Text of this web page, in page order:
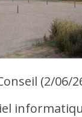
(2/06/